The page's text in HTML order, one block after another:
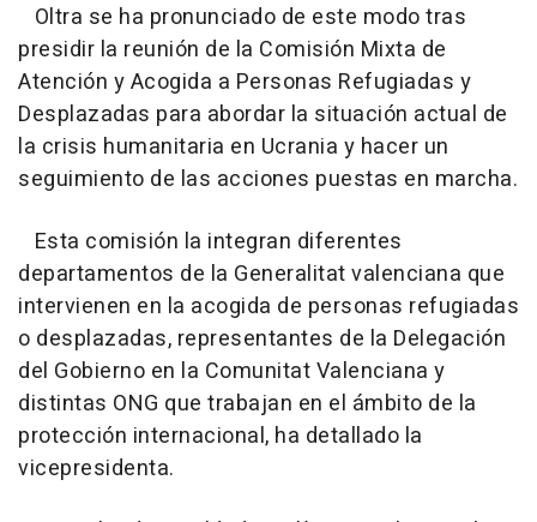
Oltra se ha pronunciado de este modo tras
presidir la reunión de la Comisión Mixta de
Atención y Acogida a Personas Refugiadas y
Desplazadas para abordar la situación actual de
la crisis humanitaria en Ucrania y hacer un
seguimiento de las acciones puestas en marcha.
Esta comisión la integran diferentes
departamentos de la Generalitat valenciana que
intervienen en la acogida de personas refugiadas
o desplazadas, representantes de la Delegación
del Gobierno en la Comunitat Valenciana y
distintas ONG que trabajan en el ámbito de la
protección internacional, ha detallado la
vicepresidenta.